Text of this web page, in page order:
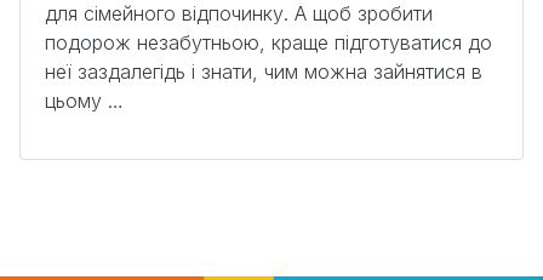
для сімейного відпочинку. А щоб зробити
подорож незабутньою, краще підготуватися до
неї заздалегідь і знати, чим можна зайнятися в
цьому …